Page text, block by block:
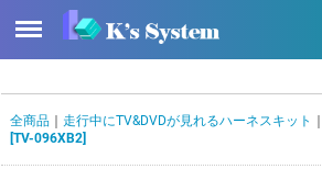
Menu
全商品 走行中にTV&DVDが見れるハーネスキット
[TV-096XB2]